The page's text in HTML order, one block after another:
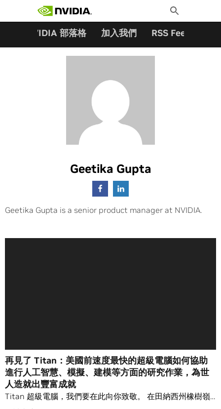
Toggle
Search
NVIDIA 部落格 加入我們 RSS Feeds
Geetika Gupta
Geetika Gupta is a senior product manager at NVIDIA.
再見了 Titan：美國前速度最快的超級電腦如何協助
進行人工智慧、模擬、建模等方面的研究作業，為世
人造就出豐富成就
Titan 超級電腦，我們要在此向你致敬。 在田納西州橡樹嶺…